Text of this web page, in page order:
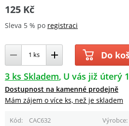
125 Kč
Sleva 5 % po registraci
Do
3 ks Skladem U vás již úterý
Dostupnost na kamenné prodejně
Mám zájem o více ks, než je skladem
Kód CAC632 Výrobce